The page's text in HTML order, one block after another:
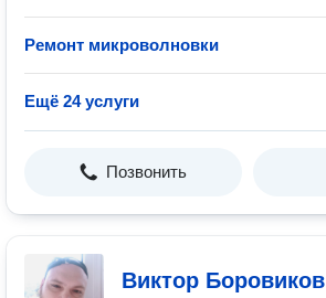
Ремонт микроволновки
Ещё 24 услуги
Позвонить
Виктор Боровиков